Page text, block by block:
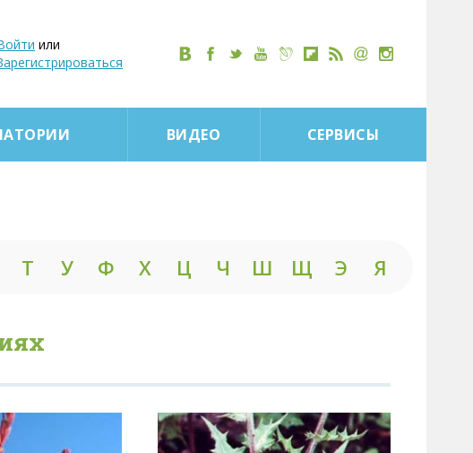
или
ВИДЕО СЕРВИСЫ
Т У Ф Х Ц Ч Ш Щ Э Я